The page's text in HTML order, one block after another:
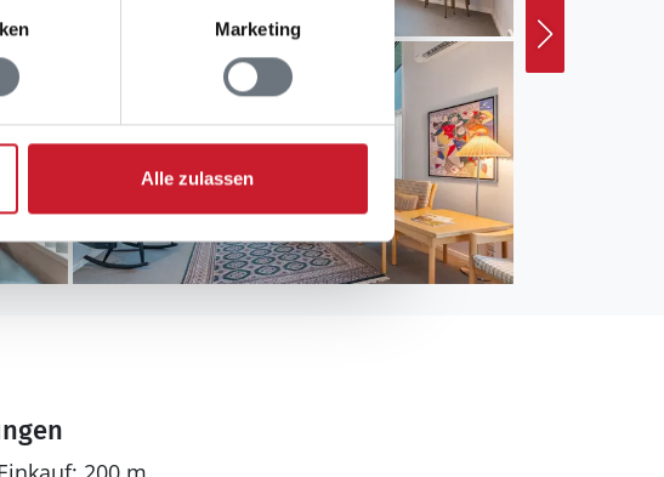
Marketing
Alle zulassen